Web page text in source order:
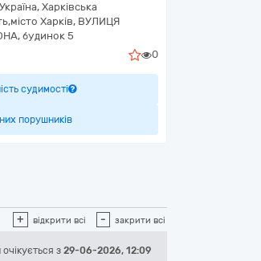
Україна, Харківська
місто Харків, ВУЛИЦЯ
будинок 5
0
судимості
порушників
+ відкрити всі - закрити всі
очікується з 29-06-2026, 12:09